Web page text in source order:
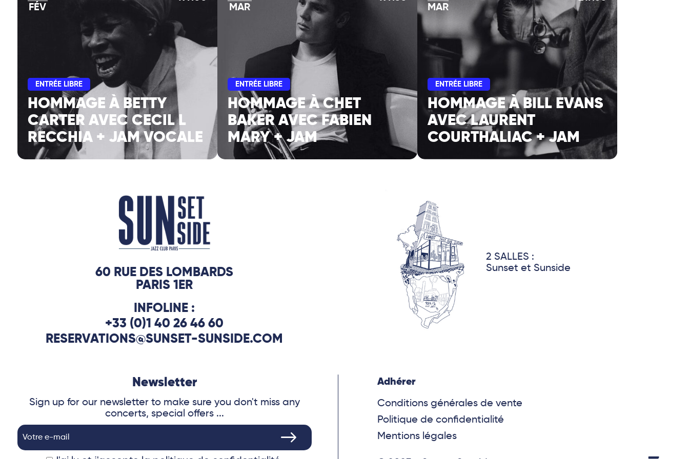
FÉV
ENTRÉE LIBRE
HOMMAGE À BETTY
CARTER AVEC CECIL L
RECCHIA + JAM VOCALE
MAR
ENTRÉE LIBRE
HOMMAGE À CHET
BAKER AVEC FABIEN
MARY + JAM
MAR
ENTRÉE LIBRE
HOMMAGE À BILL EVANS
AVEC LAURENT
COURTHALIAC + JAM
60 RUE DES LOMBARDS
PARIS 1ER
INFOLINE :
+33 (0)1 40 26 46 60
RESERVATIONS@SUNSET-SUNSIDE.COM
2 SALLES :
Sunset et Sunside
Newsletter
Sign up for our newsletter to make sure you don't miss any
concerts, special offers ...
Adhérer
Conditions générales de vente
Politique de confidentialité
Mentions légales